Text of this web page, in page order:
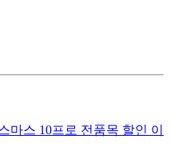
마스 10프로 전품목 할인 이